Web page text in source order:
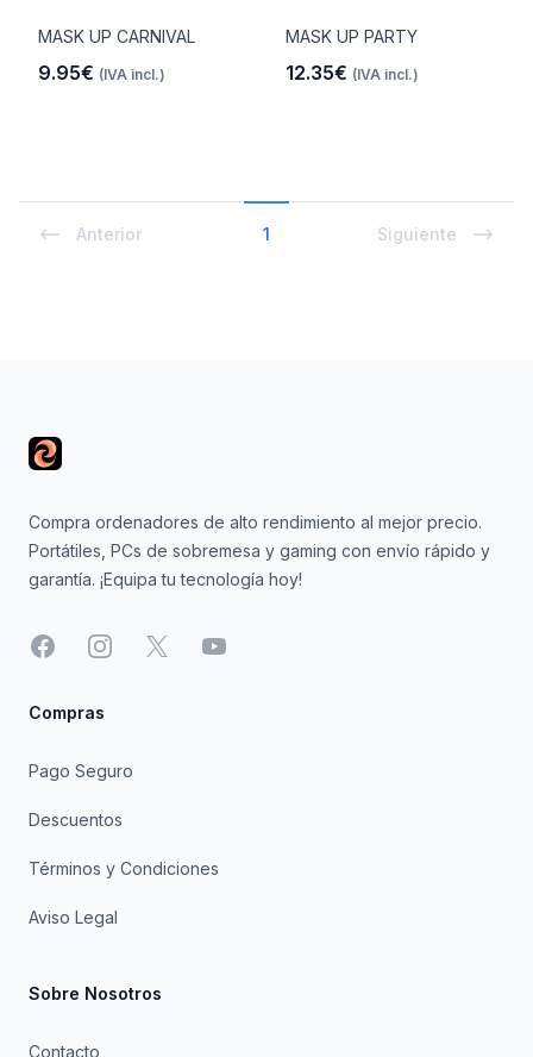
MASK UP CARNIVAL
9.95€ (IVA incl.)
MASK UP PARTY
12.35€ (IVA incl.)
Anterior 1 Siguiente
Compra ordenadores de alto rendimiento al mejor precio.
Portátiles, PCs de sobremesa y gaming con envío rápido y
garantía. ¡Equipa tu tecnología hoy!
FacebookInstagram
X YouTube
Compras
Pago Seguro
Descuentos
Términos y Condiciones
Aviso Legal
Sobre Nosotros
Contacto